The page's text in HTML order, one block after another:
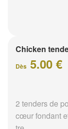
Chicken
Dès 5.00 €
2 tenders de
cœur fondant